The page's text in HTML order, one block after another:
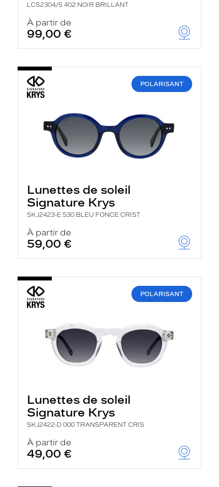
LCS2304/S 402 NOIR BRILLANT
À partir de
99,00 €
POLARISANT
Lunettes de soleil
Signature Krys
SKJ2423-E 530 BLEU FONCE CRIST
À partir de
59,00 €
POLARISANT
Lunettes de soleil
Signature Krys
SKJ2422-D 000 TRANSPARENT CRIS
À partir de
49,00 €